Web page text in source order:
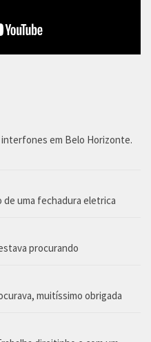
em Belo Horizonte.
uma fechadura eletrica
procurando
muitíssimo obrigada